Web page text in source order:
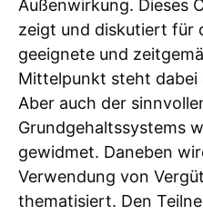
Außenwirkung. Dieses
zeigt und diskutiert für
geeignete und
Mittelpunkt steht dabei
Aber auch der
Grundgehaltssystems
gewidmet. Daneben
Verwendung von
thematisiert. Den